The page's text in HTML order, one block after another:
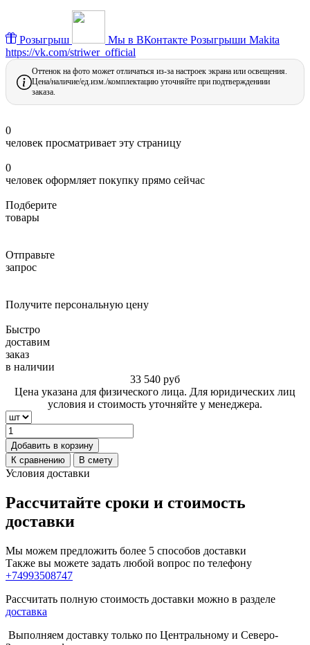
Розыгрыш Мы в ВКонтакте Розыгрыши Makita
https://vk.com/striwer_official
Оттенок на фото может отличаться из-за настроек экрана или освещения.
Цена/наличие/ед.изм./комплектацию уточняйте при подтверждениии
заказа.
0
человек просматривает эту страницу
0
человек оформляет покупку прямо сейчас
Подберите
товары
Отправьте
запрос
Получите персональную цену
Быстро
доставим
заказ
в наличии
33 540 руб
Цена указана для физического лица. Для юридических лиц
условия и стоимость уточняйте у менеджера.
Добавить в корзину
К сравнению
В смету
Условия доставки
Рассчитайте сроки и стоимость
доставки
Мы можем предложить более 5 способов доставки
Также вы можете задать любой вопрос по телефону
+74993508747
Рассчитать полную стоимость доставки можно в разделе
доставка
Выполняем доставку только по Центральному и Северо-